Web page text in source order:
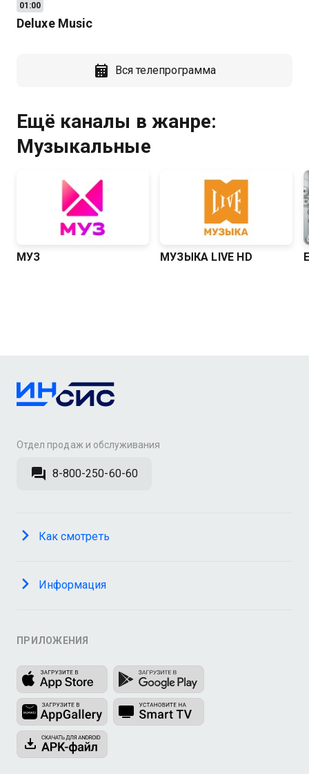
01:00
Deluxe Music
Вся телепрограмма
Ещё каналы в жанре:
Музыкальные
МУЗ МУЗЫКА LIVE HD
Отдел продаж и обслуживания
8-800-250-60-60
Как смотреть
Информация
ПРИЛОЖЕНИЯ